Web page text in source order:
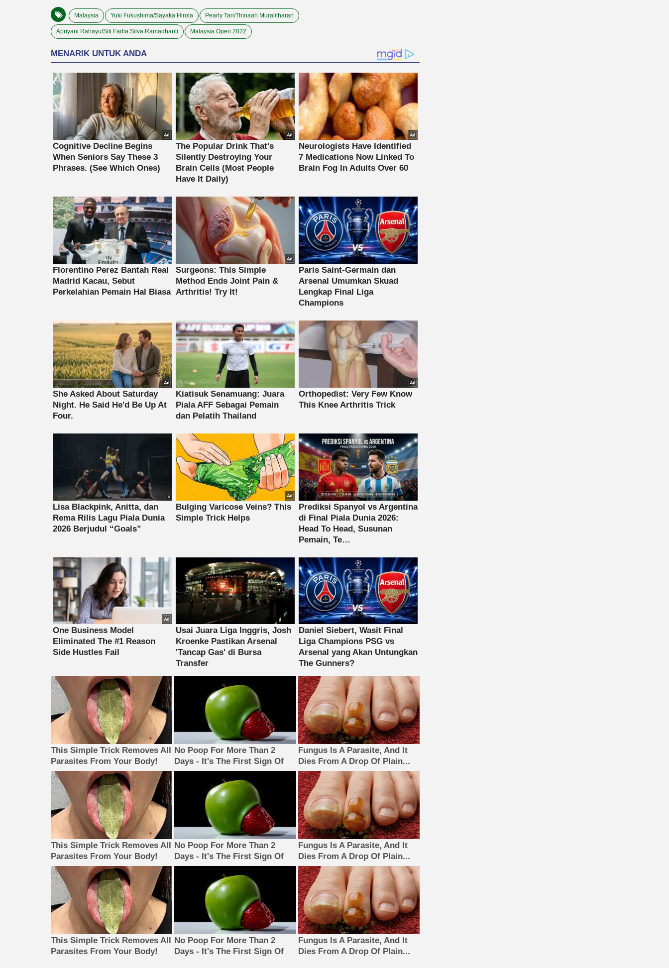
Malaysia Yuki Fukushima/Sayaka Hirota Pearly Tan/Thinaah Muralitharan
Apriyani Rahayu/Siti Fadia Silva Ramadhanti Malaysia Open 2022
This Simple Trick Removes All
Parasites From Your Body!
No Poop For More Than 2
Days - It's The First Sign Of
Fungus Is A Parasite, And It
Dies From A Drop Of Plain...
This Simple Trick Removes All
Parasites From Your Body!
No Poop For More Than 2
Days - It's The First Sign Of
Fungus Is A Parasite, And It
Dies From A Drop Of Plain...
This Simple Trick Removes All
Parasites From Your Body!
No Poop For More Than 2
Days - It's The First Sign Of
Fungus Is A Parasite, And It
Dies From A Drop Of Plain...